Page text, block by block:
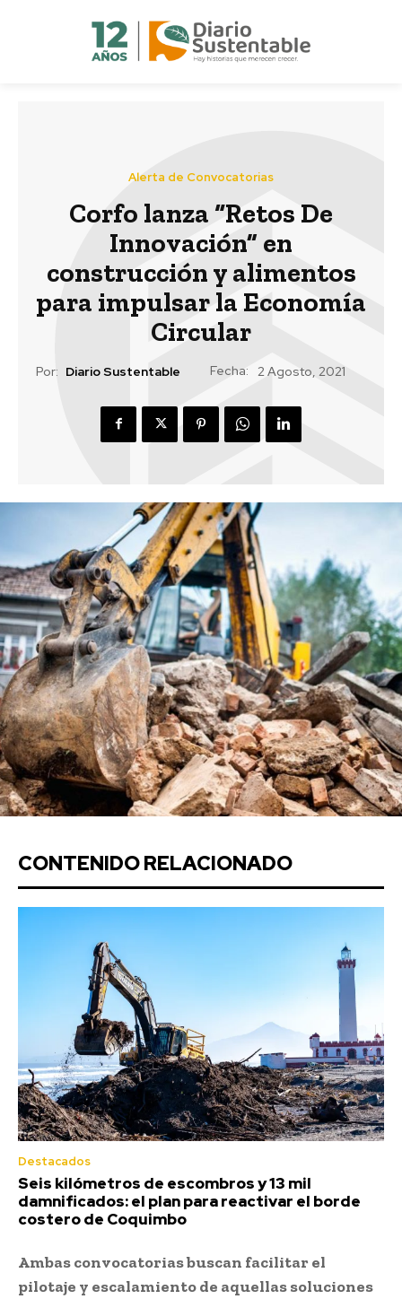
Alerta de Convocatorias
Corfo lanza “Retos De
Innovación” en
construcción y alimentos
para impulsar la Economía
Circular
Por: Diario Sustentable Fecha: 2 Agosto, 2021
CONTENIDO RELACIONADO
Destacados
Seis kilómetros de escombros y 13 mil
damnificados: el plan para reactivar el borde
costero de Coquimbo
Ambas convocatorias buscan facilitar el
pilotaje y escalamiento de aquellas soluciones